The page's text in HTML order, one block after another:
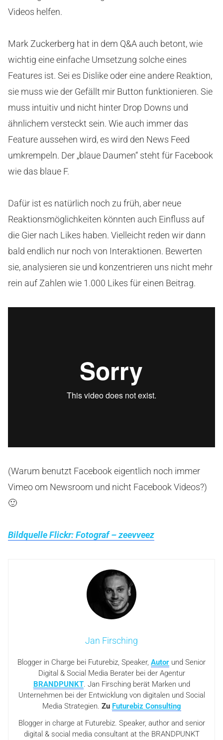
Videos helfen.
Mark Zuckerberg hat in dem Q&A auch betont, wie
wichtig eine einfache Umsetzung solche eines
Features ist. Sei es Dislike oder eine andere Reaktion,
sie muss wie der Gefällt mir Button funktionieren. Sie
muss intuitiv und nicht hinter Drop Downs und
ähnlichem versteckt sein. Wie auch immer das
Feature aussehen wird, es wird den News Feed
umkrempeln. Der „blaue Daumen“ steht für Facebook
wie das blaue F.
Dafür ist es natürlich noch zu früh, aber neue
Reaktionsmöglichkeiten könnten auch Einfluss auf
die Gier nach Likes haben. Vielleicht reden wir dann
bald endlich nur noch von Interaktionen. Bewerten
sie, analysieren sie und konzentrieren uns nicht mehr
rein auf Zahlen wie 1.000 Likes für einen Beitrag.
(Warum benutzt Facebook eigentlich noch immer
Vimeo om Newsroom und nicht Facebook Videos?)
🙂
Bildquelle Flickr: Fotograf – zeevveez
Jan Firsching
Blogger in Charge bei Futurebiz, Speaker, Autor und Senior
Digital & Social Media Berater bei der Agentur
BRANDPUNKT. Jan Firsching berät Marken und
Unternehmen bei der Entwicklung von digitalen und Social
Media Strategien. Zu Futurebiz Consulting
Blogger in charge at Futurebiz. Speaker, author and senior
digital & social media consultant at the BRANDPUNKT